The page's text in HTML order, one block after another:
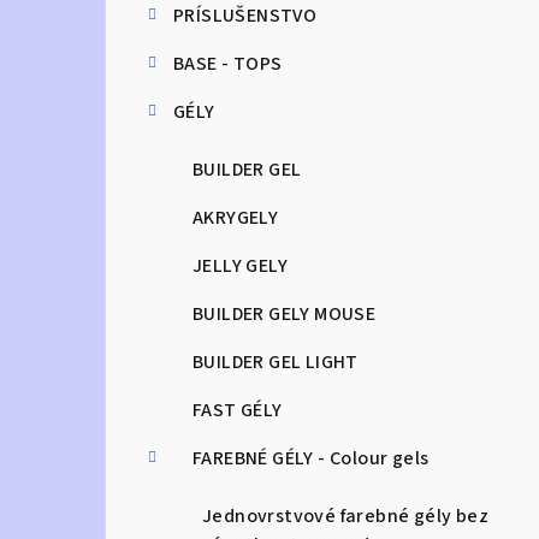
PRÍSLUŠENSTVO
BASE - TOPS
GÉLY
BUILDER GEL
AKRYGELY
JELLY GELY
BUILDER GELY MOUSE
BUILDER GEL LIGHT
FAST GÉLY
FAREBNÉ GÉLY - Colour gels
Jednovrstvové farebné gély bez